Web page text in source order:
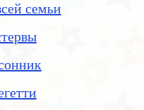
семьи